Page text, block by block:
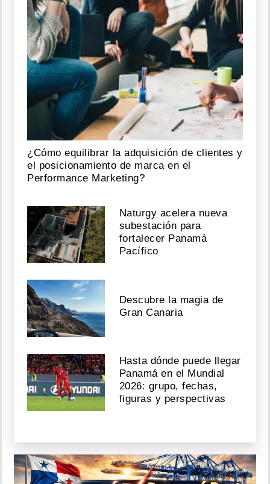
¿Cómo equilibrar la adquisición de clientes y
el posicionamiento de marca en el
Performance Marketing?
Naturgy acelera nueva
subestación para
fortalecer Panamá
Pacífico
Descubre la magia de
Gran Canaria
Hasta dónde puede llegar
Panamá en el Mundial
2026: grupo, fechas,
figuras y perspectivas